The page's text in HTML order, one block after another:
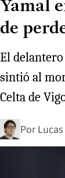
Yamal
de
El
sintió al
Celta de
Por